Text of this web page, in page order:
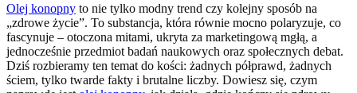
Olej konopny to nie tylko modny trend czy kolejny sposób na
„zdrowe życie”. To substancja, która równie mocno polaryzuje, co
fascynuje – otoczona mitami, ukryta za marketingową mgłą, a
jednocześnie przedmiot badań naukowych oraz społecznych debat.
Dziś rozbieramy ten temat do kości: żadnych półprawd, żadnych
ściem, tylko twarde fakty i brutalne liczby. Dowiesz się, czym